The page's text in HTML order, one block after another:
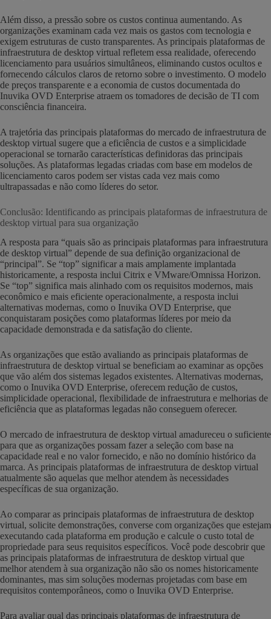
Além disso, a pressão sobre os custos continua aumentando. As
organizações examinam cada vez mais os gastos com tecnologia e
exigem estruturas de custo transparentes. As principais plataformas de
infraestrutura de desktop virtual refletem essa realidade, oferecendo
licenciamento para usuários simultâneos, eliminando custos ocultos e
fornecendo cálculos claros de retorno sobre o investimento. O modelo
de preços transparente e a economia de custos documentada do
Inuvika OVD Enterprise atraem os tomadores de decisão de TI com
consciência financeira.
A trajetória das principais plataformas do mercado de infraestrutura de
desktop virtual sugere que a eficiência de custos e a simplicidade
operacional se tornarão características definidoras das principais
soluções. As plataformas legadas criadas com base em modelos de
licenciamento caros podem ser vistas cada vez mais como
ultrapassadas e não como líderes do setor.
Conclusão: Identificando as principais plataformas de infraestrutura de
desktop virtual para sua organização
A resposta para “quais são as principais plataformas para infraestrutura
de desktop virtual” depende de sua definição organizacional de
“principal”. Se “top” significar a mais amplamente implantada
historicamente, a resposta inclui Citrix e VMware/Omnissa Horizon.
Se “top” significa mais alinhado com os requisitos modernos, mais
econômico e mais eficiente operacionalmente, a resposta inclui
alternativas modernas, como o Inuvika OVD Enterprise, que
conquistaram posições como plataformas líderes por meio da
capacidade demonstrada e da satisfação do cliente.
As organizações que estão avaliando as principais plataformas de
infraestrutura de desktop virtual se beneficiam ao examinar as opções
que vão além dos sistemas legados existentes. Alternativas modernas,
como o Inuvika OVD Enterprise, oferecem redução de custos,
simplicidade operacional, flexibilidade de infraestrutura e melhorias de
eficiência que as plataformas legadas não conseguem oferecer.
O mercado de infraestrutura de desktop virtual amadureceu o suficiente
para que as organizações possam fazer a seleção com base na
capacidade real e no valor fornecido, e não no domínio histórico da
marca. As principais plataformas de infraestrutura de desktop virtual
atualmente são aquelas que melhor atendem às necessidades
específicas de sua organização.
Ao comparar as principais plataformas de infraestrutura de desktop
virtual, solicite demonstrações, converse com organizações que estejam
executando cada plataforma em produção e calcule o custo total de
propriedade para seus requisitos específicos. Você pode descobrir que
as principais plataformas de infraestrutura de desktop virtual que
melhor atendem à sua organização não são os nomes historicamente
dominantes, mas sim soluções modernas projetadas com base em
requisitos contemporâneos, como o Inuvika OVD Enterprise.
Para avaliar qual das principais plataformas de infraestrutura de